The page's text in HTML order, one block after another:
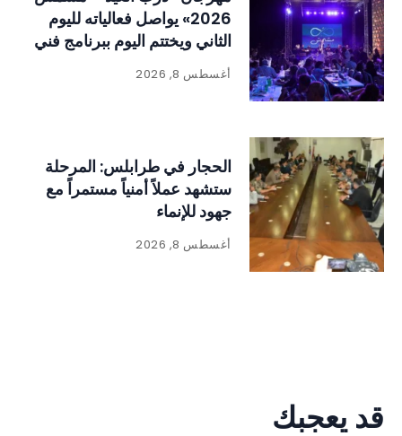
2026» يواصل فعالياته لليوم
الثاني ويختتم اليوم ببرنامج فني
وتراثي حافل
أغسطس 8, 2026
الحجار في طرابلس: المرحلة
ستشهد عملاً أمنياً مستمراً مع
جهود للإنماء
أغسطس 8, 2026
قد يعجبك